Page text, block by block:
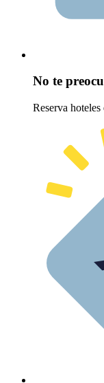
No te
Reserva